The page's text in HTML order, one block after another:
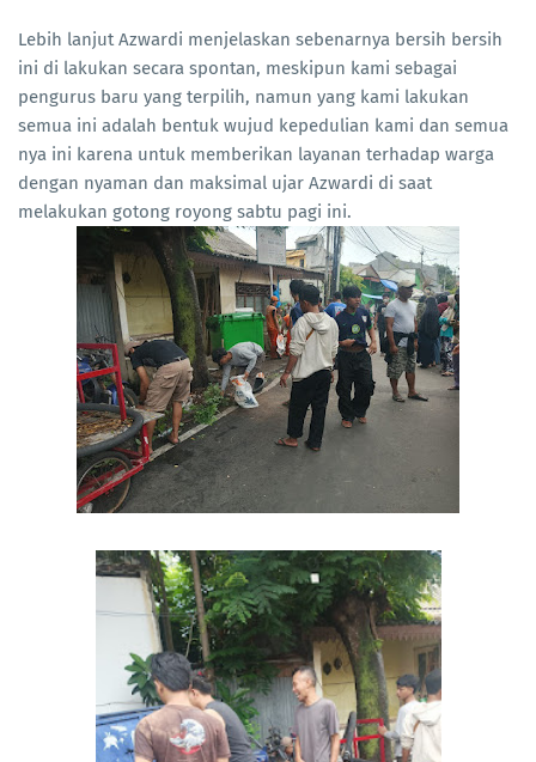
Lebih lanjut Azwardi menjelaskan sebenarnya bersih bersih
ini di lakukan secara spontan, meskipun kami sebagai
pengurus baru yang terpilih, namun yang kami lakukan
semua ini adalah bentuk wujud kepedulian kami dan semua
nya ini karena untuk memberikan layanan terhadap warga
dengan nyaman dan maksimal ujar Azwardi di saat
melakukan gotong royong sabtu pagi ini.